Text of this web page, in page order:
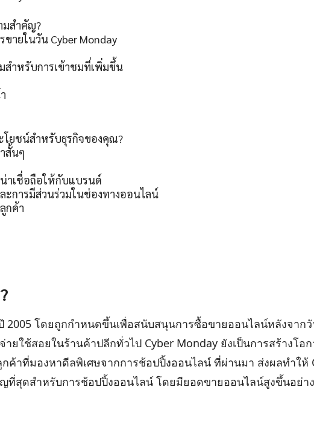
มสำคัญ?
ายในวัน Cyber Monday
สำหรับการเข้าชมที่เพิ่มขึ้น
โยชน์สำหรับธุรกิจของคุณ?
สั้นๆ
าเชื่อถือให้กับแบรนด์
ะการมีส่วนร่วมในช่องทางออนไลน์
กค้า
2005 โดยถูกกำหนดขึ้นเพื่อสนับสนุนการซื้อขายออนไลน์หลังจาก
ยใช้สอยในร้านค้าปลีกทั่วไป Cyber Monday ยังเป็นการสร้างโอ
ค้าที่มองหาดีลพิเศษจากการช้อปปิ้งออนไลน์ ที่ผ่านมา ส่งผลทำให้
ที่สุดสำหรับการช้อปปิ้งออนไลน์ โดยมียอดขายออนไลน์สูงขึ้นอย่า